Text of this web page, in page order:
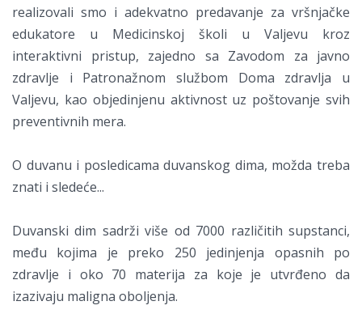
realizovali smo i adekvatno predavanje za vršnjačke
edukatore u Medicinskoj školi u Valjevu kroz
interaktivni pristup, zajedno sa Zavodom za javno
zdravlje i Patronažnom službom Doma zdravlja u
Valjevu, kao objedinjenu aktivnost uz poštovanje svih
preventivnih mera.
O duvanu i posledicama duvanskog dima, možda treba
znati i sledeće...
Duvanski dim sadrži više od 7000 različitih supstanci,
među kojima je preko 250 jedinjenja opasnih po
zdravlje i oko 70 materija za koje je utvrđeno da
izazivaju maligna oboljenja.